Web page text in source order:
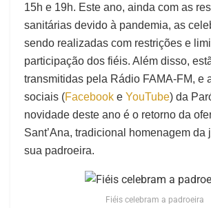
15h e 19h. Este ano, ainda com as
sanitárias devido à pandemia, as
sendo realizadas com restrições e
participação dos fiéis. Além disso,
transmitidas pela Rádio FAMA-FM, e
sociais (Facebook e YouTube) da
novidade deste ano é o retorno da
Sant’Ana, tradicional homenagem da
sua padroeira.
Fiéis celebram a padroeira